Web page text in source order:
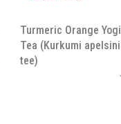
Turmeric Orange Yogi
Tea (Kurkumi apelsini
tee)